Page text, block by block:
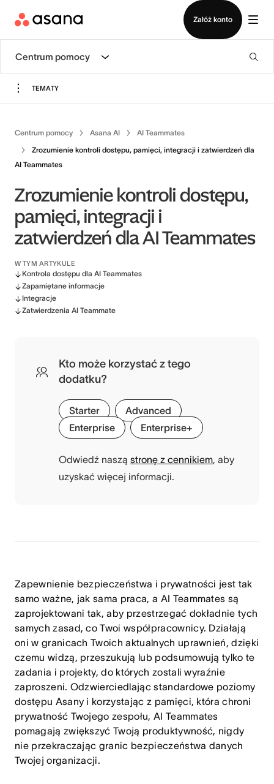
Załóż konto
Pobierz aplikację
Centrum pomocy
TEMATY
Centrum pomocy Asana AI AI Teammates
Zrozumienie kontroli dostępu, pamięci, integracji i zatwierdzeń dla
AI Teammates
Zrozumienie kontroli dostępu,
pamięci, integracji i
zatwierdzeń dla AI Teammates
W TYM ARTYKULE
Kontrola dostępu dla AI Teammates
Zapamiętane informacje
Integracje
Zatwierdzenia AI Teammate
Kto może korzystać z tego
dodatku?
Starter
Advanced
Enterprise
Enterprise+
Odwiedź naszą stronę z cennikiem, aby
uzyskać więcej informacji.
Zapewnienie bezpieczeństwa i prywatności jest tak
samo ważne, jak sama praca, a AI Teammates są
zaprojektowani tak, aby przestrzegać dokładnie tych
samych zasad, co Twoi współpracownicy. Działają
oni w granicach Twoich aktualnych uprawnień, dzięki
czemu widzą, przeszukują lub podsumowują tylko te
zadania i projekty, do których zostali wyraźnie
zaproszeni. Odzwierciedlając standardowe poziomy
dostępu Asany i korzystając z pamięci, która chroni
prywatność Twojego zespołu, AI Teammates
pomagają zwiększyć Twoją produktywność, nigdy
nie przekraczając granic bezpieczeństwa danych
Twojej organizacji.